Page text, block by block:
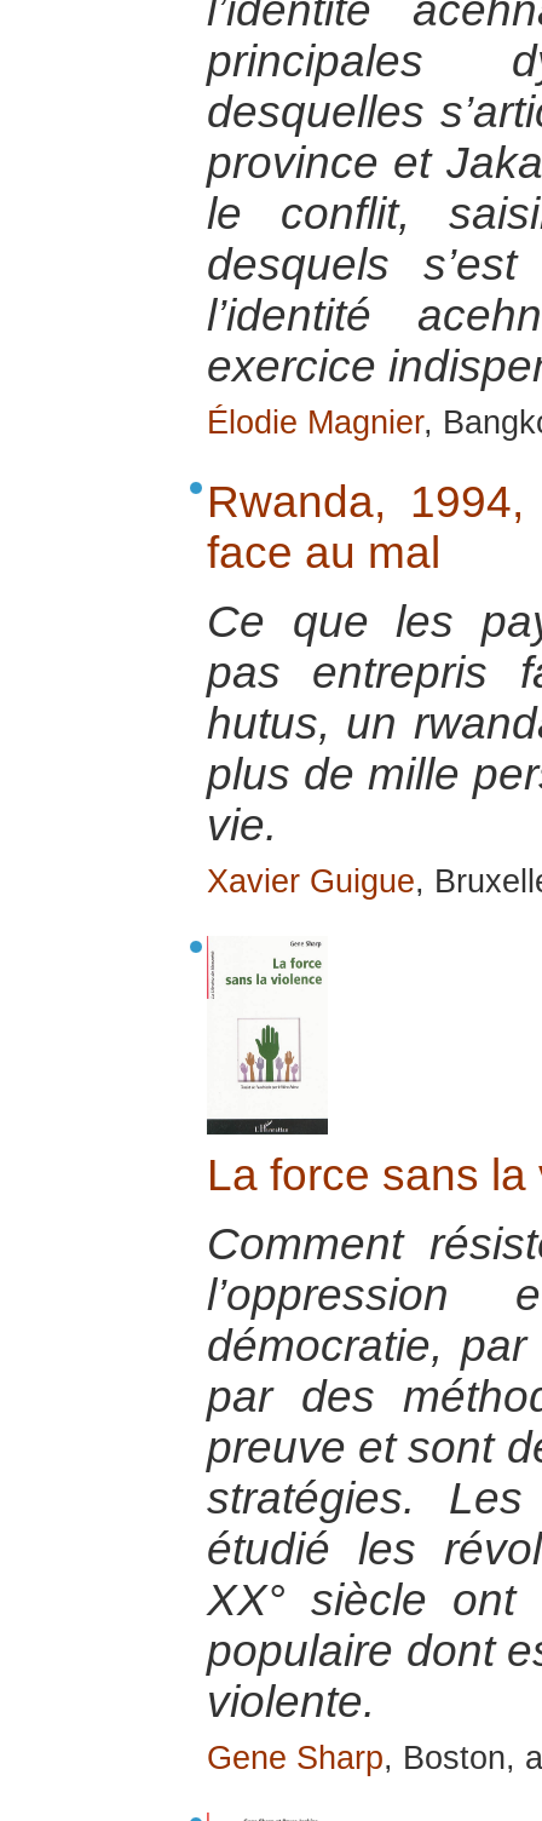
l’identité
principales
desquelles
province et
le conflit,
desquels
l’identité
exercice
Élodie Magnier,
Rwanda,
face au mal
Ce que les
pas entrepris
hutus, un
plus de mille
vie.
Xavier Guigue,
La force sans la
Comment
démocratie,
par des
preuve et sont
stratégies.
étudié les
XX° siècle ont
populaire dont
violente.
Gene Sharp, Boston,